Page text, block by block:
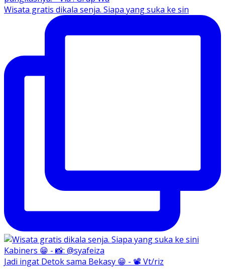
Wisata gratis dikala senja. Siapa yang suka ke sin
Jadi ingat Detok sama Bekasy 😁 - 📽️ Vt/riz